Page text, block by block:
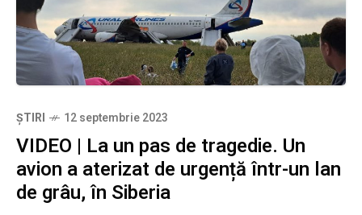
ȘTIRI 12 septembrie 2023
VIDEO | La un pas de tragedie. Un
avion a aterizat de urgență într-un lan
de grâu, în Siberia